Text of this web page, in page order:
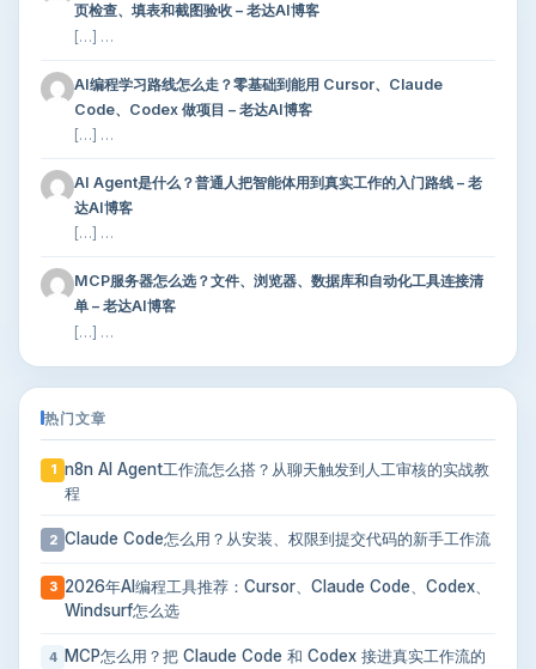
页检查、填表和截图验收 – 老达AI博客
[…] …
AI编程学习路线怎么走？零基础到能用 Cursor、Claude
Code、Codex 做项目 – 老达AI博客
[…] …
AI Agent是什么？普通人把智能体用到真实工作的入门路线 – 老
达AI博客
[…] …
MCP服务器怎么选？文件、浏览器、数据库和自动化工具连接清
单 – 老达AI博客
[…] …
热门文章
1 n8n AI Agent工作流怎么搭？从聊天触发到人工审核的实战教
程
2 Claude Code怎么用？从安装、权限到提交代码的新手工作流
3 2026年AI编程工具推荐：Cursor、Claude Code、Codex、
Windsurf怎么选
4
MCP怎么用？把 Claude Code 和 Codex 接进真实工作流的